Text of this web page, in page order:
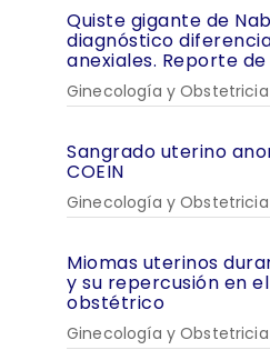
Quiste gigante de
diagnóstico
anexiales. Reporte
Ginecología y
Sangrado uterino
COEIN
Ginecología y
Miomas uterinos
y su repercusión en
obstétrico
Ginecología y